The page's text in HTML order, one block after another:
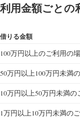
利用金額ごとの
借りる金額
100万円以上のご利用の
50万円以上100万円未満
10万円以上50万円未満の
1万円以上10万円未満の